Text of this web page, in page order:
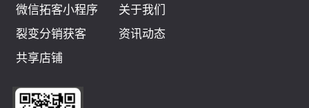
微信拓客小程序
关于我们
裂变分销获客
资讯动态
共享店铺